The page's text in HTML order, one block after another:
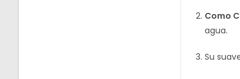
Como
agua.
Su